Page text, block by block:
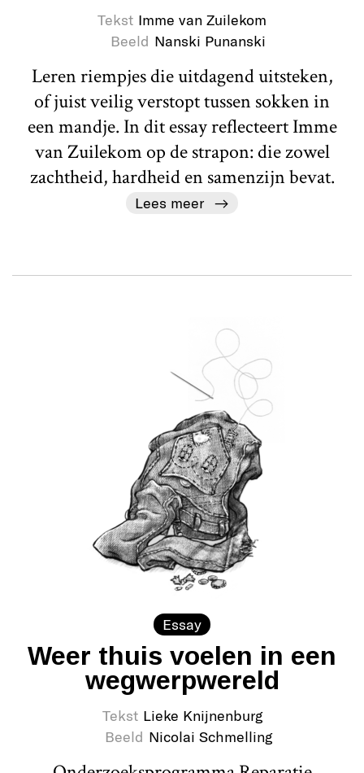
Tekst Imme van Zuilekom
Beeld Nanski Punanski
Leren riempjes die uitdagend uitsteken,
of juist veilig verstopt tussen sokken in
een mandje. In dit essay reflecteert Imme
van Zuilekom op de strapon: die zowel
zachtheid, hardheid en samenzijn bevat.
Lees meer
Essay
Weer thuis voelen in een
wegwerpwereld
Tekst Lieke Knijnenburg
Beeld Nicolai Schmelling